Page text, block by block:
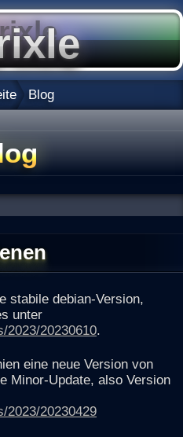
Blog
stabile debian-Version,
unter
2023/20230610.
eine neue Version von
Minor-Update, also Version
2023/20230429